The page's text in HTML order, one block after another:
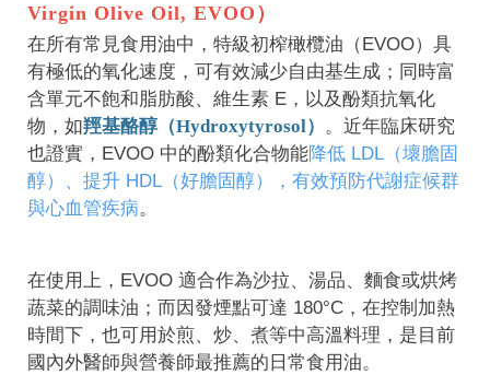
Virgin Olive Oil, EVOO）
在所有常見食用油中，特級初榨橄欖油（EVOO）具
有極低的氧化速度，可有效減少自由基生成；同時富
含單元不飽和脂肪酸、維生素 E，以及酚類抗氧化
物，如羥基酪醇（Hydroxytyrosol） 。近年臨床研究
也證實，EVOO 中的酚類化合物能降低 LDL（壞膽固
醇）、提升 HDL（好膽固醇），有效預防代謝症候群
與心血管疾病。
在使用上，EVOO 適合作為沙拉、湯品、麵食或烘烤
蔬菜的調味油；而因發煙點可達 180°C，在控制加熱
時間下，也可用於煎、炒、煮等中高溫料理，是目前
國內外醫師與營養師最推薦的日常食用油。